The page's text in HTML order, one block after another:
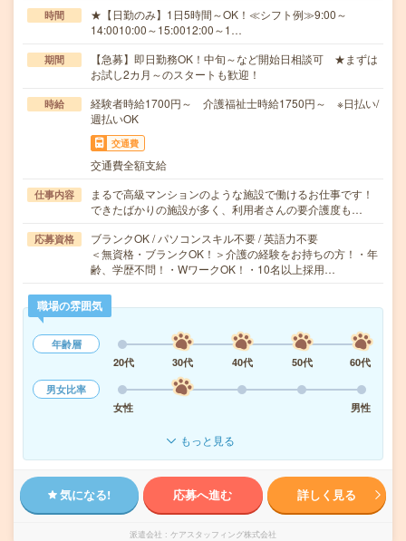
時間
★【日勤のみ】1日5時間～OK！≪シフト例≫9:00～
14:0010:00～15:0012:00～1…
期間
【急募】即日勤務OK！中旬～など開始日相談可 ★まずは
お試し2カ月～のスタートも歓迎！
時給
経験者時給1700円～ 介護福祉士時給1750円～ ※日払い/
週払いOK
交通費
交通費全額支給
仕事内容
まるで高級マンションのような施設で働けるお仕事です！
できたばかりの施設が多く、利用者さんの要介護度も…
応募資格
ブランクOK / パソコンスキル不要 / 英語力不要
＜無資格・ブランクOK！＞介護の経験をお持ちの方！・年
齢、学歴不問！・WワークOK！・10名以上採用…
職場の雰囲気
年齢層
20代
30代 40代 50代
60代
男女比率
女性
男性
もっと見る
気になる! 応募へ進む 詳しく見る
派遣会社 ケアスタッフィング株式会社